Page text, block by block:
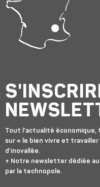
Tout l’actualité
sur « le bien vivre et
d’inovallée.
+ Notre newsletter dédiée
par la technopole.